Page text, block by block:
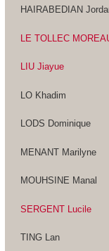
HAIRABEDIAN
LE TOLLEC
LIU Jiayue
LO Khadim
LODS Dominique
MENANT Marilyne
MOUHSINE Manal
SERGENT Lucile
TING Lan